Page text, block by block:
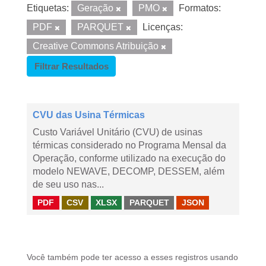
Etiquetas: Geração PMO
Formatos:
PDF
PARQUET
Licenças:
Creative Commons Atribuição
Filtrar Resultados
CVU das Usina Térmicas
Custo Variável Unitário (CVU) de usinas
térmicas considerado no Programa Mensal da
Operação, conforme utilizado na execução do
modelo NEWAVE, DECOMP, DESSEM, além
de seu uso nas...
PDF CSV XLSX PARQUET JSON
Você também pode ter acesso a esses registros usando